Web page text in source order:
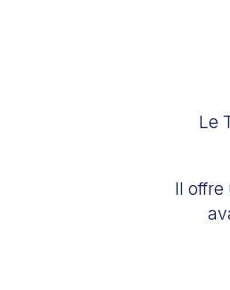
Le
Il offre